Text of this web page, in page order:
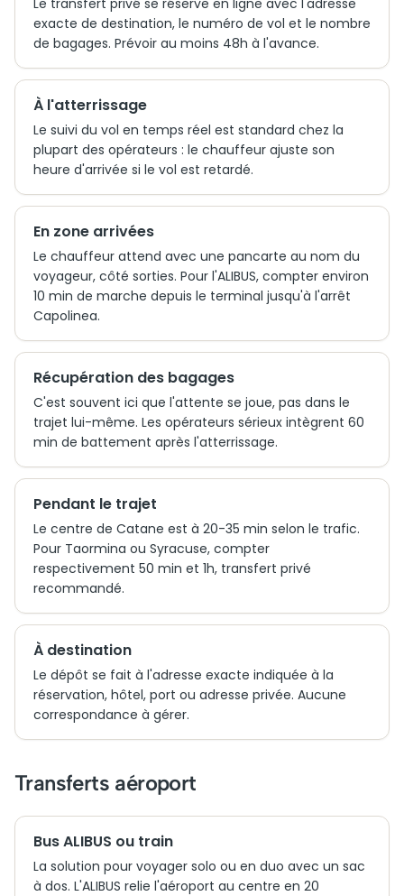
Le transfert privé se réserve en ligne avec l'adresse
exacte de destination, le numéro de vol et le nombre
de bagages. Prévoir au moins 48h à l'avance.
À l'atterrissage
Le suivi du vol en temps réel est standard chez la
plupart des opérateurs : le chauffeur ajuste son
heure d'arrivée si le vol est retardé.
En zone arrivées
Le chauffeur attend avec une pancarte au nom du
voyageur, côté sorties. Pour l'ALIBUS, compter environ
10 min de marche depuis le terminal jusqu'à l'arrêt
Capolinea.
Récupération des bagages
C'est souvent ici que l'attente se joue, pas dans le
trajet lui-même. Les opérateurs sérieux intègrent 60
min de battement après l'atterrissage.
Pendant le trajet
Le centre de Catane est à 20-35 min selon le trafic.
Pour Taormina ou Syracuse, compter
respectivement 50 min et 1h, transfert privé
recommandé.
À destination
Le dépôt se fait à l'adresse exacte indiquée à la
réservation, hôtel, port ou adresse privée. Aucune
correspondance à gérer.
Transferts aéroport
Bus ALIBUS ou train
La solution pour voyager solo ou en duo avec un sac
à dos. L'ALIBUS relie l'aéroport au centre en 20